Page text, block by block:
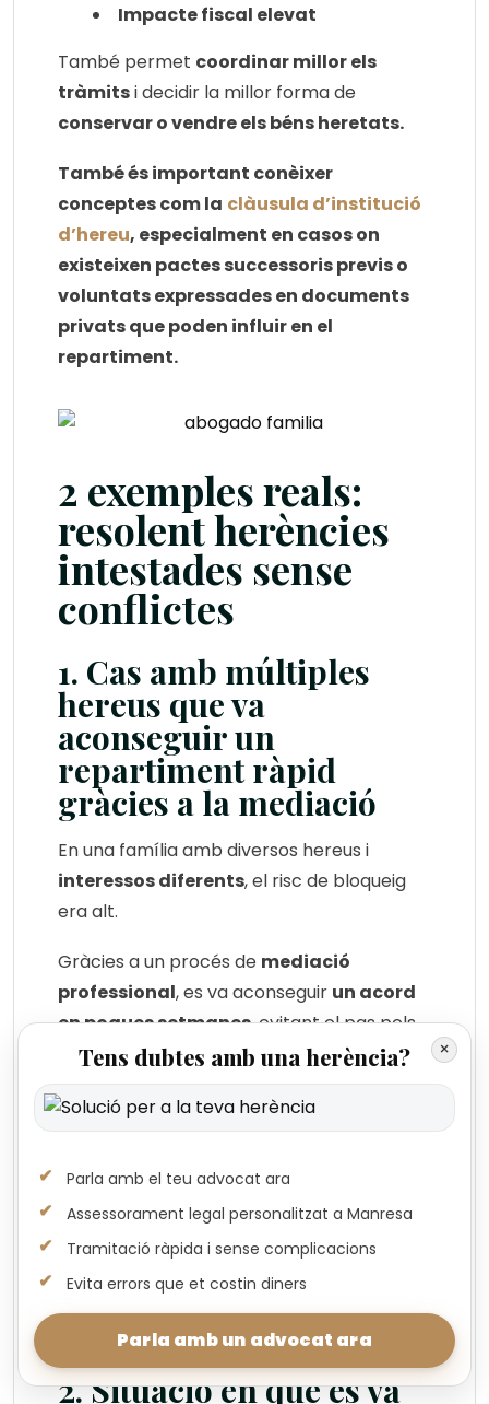
Impacte fiscal elevat
També permet coordinar millor els
tràmitsi decidir la millor forma de
conservar o vendre els béns heretats.
També és important conèixer
conceptes com la clàusula d’institució
d’hereu, especialment en casos on
existeixen pactes successoris previs o
voluntats expressades en documents
privats que poden influir en el
repartiment.
2 exemples reals:
resolent herències
intestades sense
conflictes
1. Cas amb múltiples
hereus que va
aconseguir un
repartiment ràpid
gràcies a la mediació
En una família amb diversos hereus i
interessos diferents, el risc de bloqueig
era alt.
Gràcies a un procés de mediació
professional, es va aconseguir un acord
en poques setmanes, evitant el pas pels
tribunals.
La clau va serescoltar totes les parts
Aquest cas demostra com una
intervenció adequada pot convertir un
procés potencialment conflictiuen una
resolució àgil i satisfactòria per a tothom.
2. Situació en què es va
×
Tens dubtes amb una herència?
Parla amb el teu advocat ara
Assessorament legal personalitzat a Manresa
Tramitació ràpida i sense complicacions
Evita errors que et costin diners
Parla amb un advocat ara